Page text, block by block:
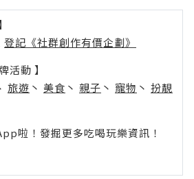
登記《社群創作有價企劃》
活動 】
旅遊 丶 美食 丶 親子 丶 寵物 丶 扮靚
啦！發掘更多吃喝玩樂資訊！